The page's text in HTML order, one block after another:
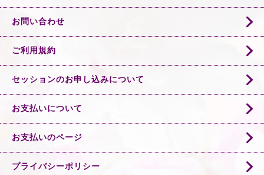
お問い合わせ
ご利用規約
セッションのお申し込みについて
お支払いについて
お支払いのページ
プライバシーポリシー